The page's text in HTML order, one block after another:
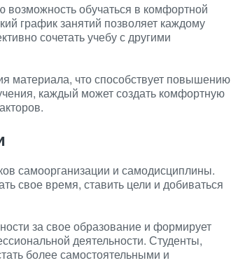
возможность обучаться в комфортной
график занятий позволяет каждому
сочетать учебу с другими
материала, что способствует повышению
каждый может создать комфортную
самоорганизации и самодисциплины.
свое время, ставить цели и добиваться
за свое образование и формирует
деятельности. Студенты,
более самостоятельными и